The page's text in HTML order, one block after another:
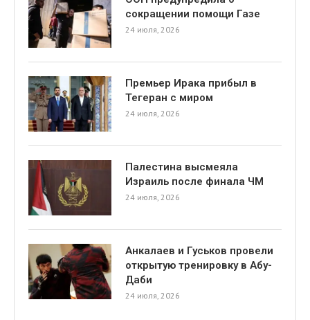
сокращении помощи Газе
24 июля, 2026
Премьер Ирака прибыл в
Тегеран с миром
24 июля, 2026
Палестина высмеяла
Израиль после финала ЧМ
24 июля, 2026
Анкалаев и Гуськов провели
открытую тренировку в Абу-
Даби
24 июля, 2026